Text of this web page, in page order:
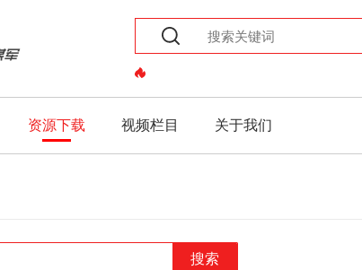
资源下载 视频栏目 关于我们
搜索